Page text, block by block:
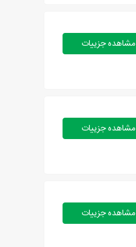
مشاهده جزییات
مشاهده جزییات
مشاهده جزییات